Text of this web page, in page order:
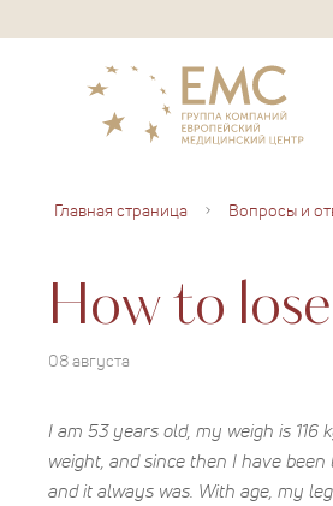
Главная страница Вопросы и
How to
08 августа
I am 53 years old, my weigh is
weight, and since then I have
and it always was. With age, my